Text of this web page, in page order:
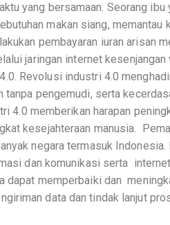
yang bersamaan. Seorang
makan siang, memantau
pembayaran iuran arisan
jaringan internet
Revolusi industri 4.0
tanpa pengemudi, serta
4.0 memberikan harapan
kesejahteraan manusia.
negara termasuk Indonesia.
dan komunikasi serta
dapat memperbaiki dan
data dan tindak lanjut